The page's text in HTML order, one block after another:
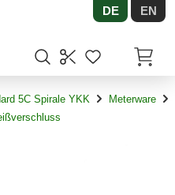
DE EN
5C Spirale YKK
Meterware